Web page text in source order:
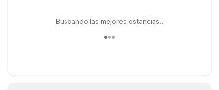
Buscando las mejores estancias..